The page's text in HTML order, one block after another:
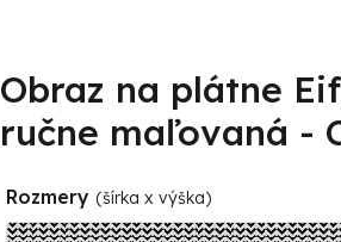
Obraz na plátne
ručne maľovaná -
Rozmery (šírka x výška)